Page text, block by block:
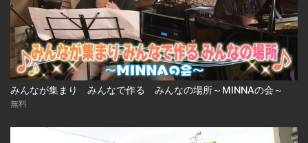
みんなが集まり みんなで作る みんなの場所～MINNAの会～
無料